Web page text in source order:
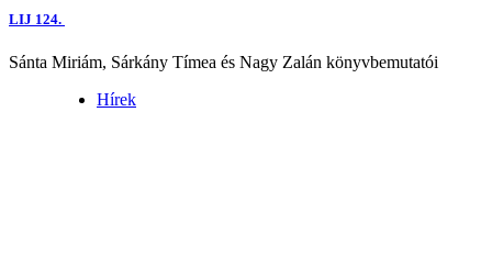
LIJ 124.
Sánta Miriám, Sárkány Tímea és Nagy Zalán könyvbemutatói
Hírek